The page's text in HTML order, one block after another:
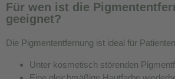
Für wen ist die
geeignet?
Die Pigmententfernung ist ideal für
Unter kosmetisch störenden